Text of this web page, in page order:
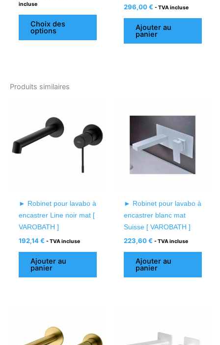
incluse
Choix des
options
296,00€ - TVA incluse
Ajouter au
panier
Produits similaires
► Robinet pour lavabo à
encastrer Line noir mat [
VAROBATH ]
192,14€ - TVA incluse
Ajouter au
panier
► Robinet pour lavabo à
encastrer blanc mat
Suisse [ VAROBATH ]
223,60€ - TVA incluse
Ajouter au
panier